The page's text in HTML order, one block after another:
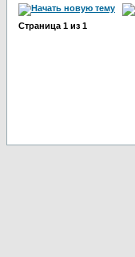
Страница 1 из 1